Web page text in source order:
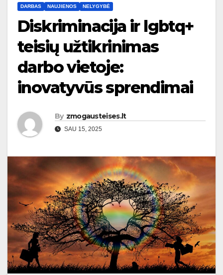
DARBAS NAUJIENOS NELYGYBĖ
Diskriminacija ir lgbtq+
teisių užtikrinimas
darbo vietoje:
inovatyvūs sprendimai
By zmogausteises.lt
SAU 15, 2025